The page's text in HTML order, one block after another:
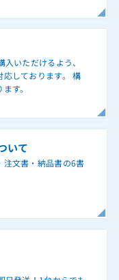
いただけるよう、
応しております。 構
す。
いて
注文書・納品書の6書